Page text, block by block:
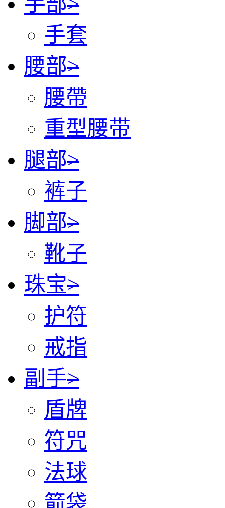
手套
腰部>
腰帶
重型腰带
腿部>
裤子
脚部>
靴子
珠宝>
护符
戒指
副手>
盾牌
符咒
法球